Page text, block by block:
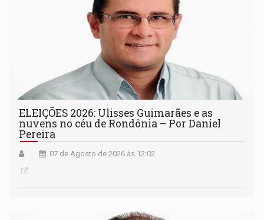
ELEIÇÕES 2026: Ulisses Guimarães e as
nuvens no céu de Rondônia – Por Daniel
Pereira
07 de Agosto de 2026 às 12:02